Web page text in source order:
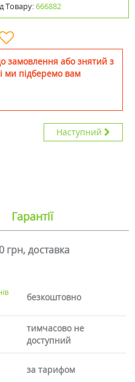
Товару:666882
замовлення або знятий з
ми підберемо вам
Наступний
Гарантії
грн, доставка
безкоштовно
тимчасово не
доступний
за тарифом